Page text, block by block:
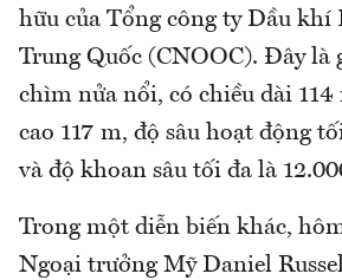
hữu của Tổng công ty Dầu khí
Trung Quốc (CNOOC). Đây là
chìm nửa nổi, có chiều dài 114
cao 117 m, độ sâu hoạt động
và độ khoan sâu tối đa là
Trong một diễn biến khác,
Ngoại trưởng Mỹ Daniel